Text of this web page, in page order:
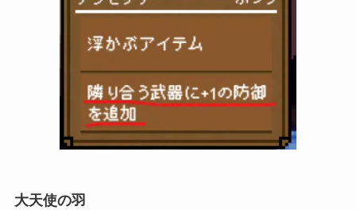
大天使の羽